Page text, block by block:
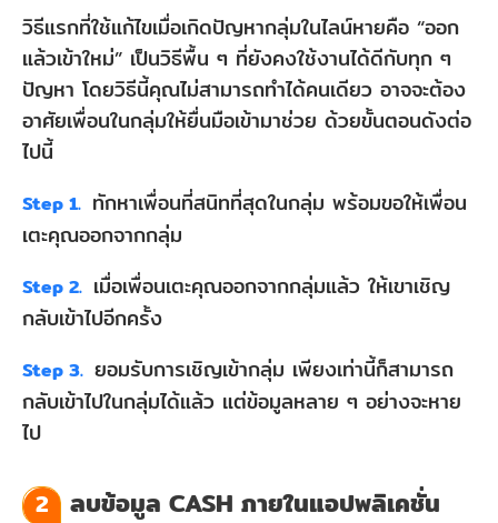
วิธีแรกที่ใช้แก้ไขเมื่อเกิดปัญหากลุ่มในไลน์หายคือ “ออก
แล้วเข้าใหม่” เป็นวิธีพื้น ๆ ที่ยังคงใช้งานได้ดีกับทุก ๆ
ปัญหา โดยวิธีนี้คุณไม่สามารถทำได้คนเดียว อาจจะต้อง
อาศัยเพื่อนในกลุ่มให้ยื่นมือเข้ามาช่วย ด้วยขั้นตอนดังต่อ
ไปนี้
Step 1. ทักหาเพื่อนที่สนิทที่สุดในกลุ่ม พร้อมขอให้เพื่อน
เตะคุณออกจากกลุ่ม
Step 2. เมื่อเพื่อนเตะคุณออกจากกลุ่มแล้ว ให้เขาเชิญ
กลับเข้าไปอีกครั้ง
Step 3. ยอมรับการเชิญเข้ากลุ่ม เพียงเท่านี้ก็สามารถ
กลับเข้าไปในกลุ่มได้แล้ว แต่ข้อมูลหลาย ๆ อย่างจะหาย
ไป
2
ลบข้อมูล CASH ภายในแอปพลิเคชั่น